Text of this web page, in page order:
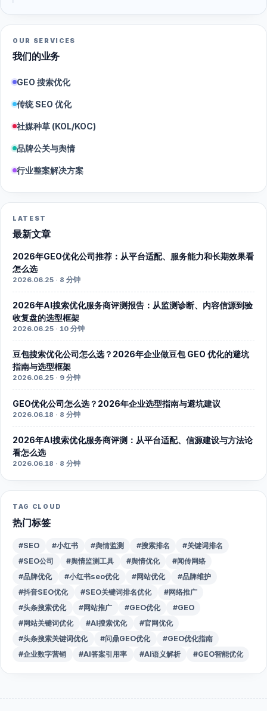
OUR SERVICES
我们的业务
GEO 搜索优化
传统 SEO 优化
社媒种草 (KOL/KOC)
品牌公关与舆情
行业整案解决方案
LATEST
最新文章
2026年GEO优化公司推荐：从平台适配、服务能力和长期效果看
怎么选
2026.06.25 · 8 分钟
2026年AI搜索优化服务商评测报告：从监测诊断、内容信源到验
收复盘的选型框架
2026.06.25 · 10 分钟
豆包搜索优化公司怎么选？2026年企业做豆包 GEO 优化的避坑
指南与选型框架
2026.06.25 · 9 分钟
GEO优化公司怎么选？2026年企业选型指南与避坑建议
2026.06.18 · 8 分钟
2026年AI搜索优化服务商评测：从平台适配、信源建设与方法论
看怎么选
2026.06.18 · 8 分钟
TAG CLOUD
热门标签
#SEO #小红书 #舆情监测 #搜索排名
#关键词排名
#SEO公司
#舆情监测工具 #舆情优化
#闻传网络
#品牌优化
#小红书seo优化 #网站优化
#品牌维护
#抖音SEO优化
#SEO关键词排名优化
#网络推广
#头条搜索优化
#网站推广 #GEO优化
#GEO
#网站关键词优化
#AI搜索优化
#官网优化
#头条搜索关键词优化
#问鼎GEO优化
#GEO优化指南
#企业数字营销
#AI答案引用率 #AI语义解析 #GEO智能优化